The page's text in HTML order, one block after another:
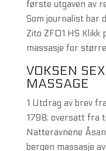
første utgaven av
Som journalist har
Zito ZF01 HS Klikk
massasje for
VOKSEN
MASSAGE
1 Utdrag av brev
1798; oversatt fra
Natteravnene
bergen massasje